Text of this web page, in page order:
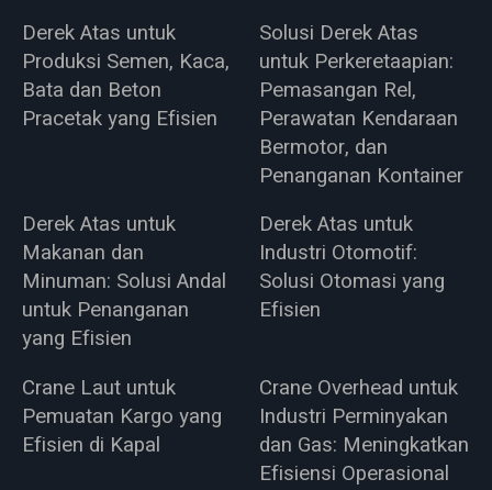
Derek Atas untuk
Produksi Semen, Kaca,
Bata dan Beton
Pracetak yang Efisien
Solusi Derek Atas
untuk Perkeretaapian:
Pemasangan Rel,
Perawatan Kendaraan
Bermotor, dan
Penanganan Kontainer
Derek Atas untuk
Makanan dan
Minuman: Solusi Andal
untuk Penanganan
yang Efisien
Derek Atas untuk
Industri Otomotif:
Solusi Otomasi yang
Efisien
Crane Laut untuk
Pemuatan Kargo yang
Efisien di Kapal
Crane Overhead untuk
Industri Perminyakan
dan Gas: Meningkatkan
Efisiensi Operasional